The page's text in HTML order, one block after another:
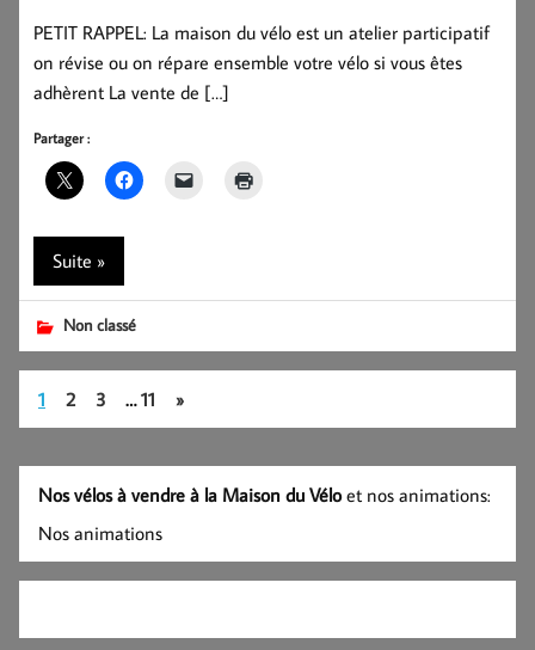
PETIT RAPPEL: La maison du vélo est un atelier participatif
on révise ou on répare ensemble votre vélo si vous êtes
adhèrent La vente de […]
Partager :
Suite »
Non classé
1 2 3 … 11 »
Nos vélos à vendre à la Maison du Véloet nos animations:
Nos animations